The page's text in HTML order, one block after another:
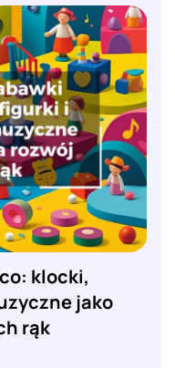
klocki,
jako
rąk